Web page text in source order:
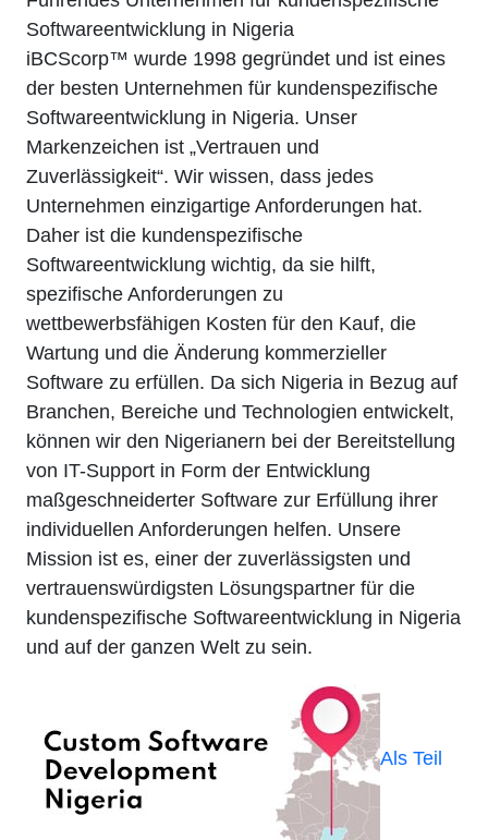
Softwareentwicklung in Nigeria
iBCScorp™ wurde 1998 gegründet und ist eines
der besten Unternehmen für kundenspezifische
Softwareentwicklung in Nigeria. Unser
Markenzeichen ist „Vertrauen und
Zuverlässigkeit“. Wir wissen, dass jedes
Unternehmen einzigartige Anforderungen hat.
Daher ist die kundenspezifische
Softwareentwicklung wichtig, da sie hilft,
spezifische Anforderungen zu
wettbewerbsfähigen Kosten für den Kauf, die
Wartung und die Änderung kommerzieller
Software zu erfüllen. Da sich Nigeria in Bezug auf
Branchen, Bereiche und Technologien entwickelt,
können wir den Nigerianern bei der Bereitstellung
von IT-Support in Form der Entwicklung
maßgeschneiderter Software zur Erfüllung ihrer
individuellen Anforderungen helfen. Unsere
Mission ist es, einer der zuverlässigsten und
vertrauenswürdigsten Lösungspartner für die
kundenspezifische Softwareentwicklung in Nigeria
und auf der ganzen Welt zu sein.
Als Teil